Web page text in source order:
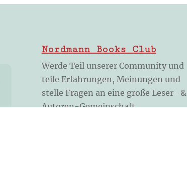
Nordmann Books Club
Werde Teil unserer Community und
teile Erfahrungen, Meinungen und
stelle Fragen an eine große Leser- &
Autoren-Gemeinschaft.